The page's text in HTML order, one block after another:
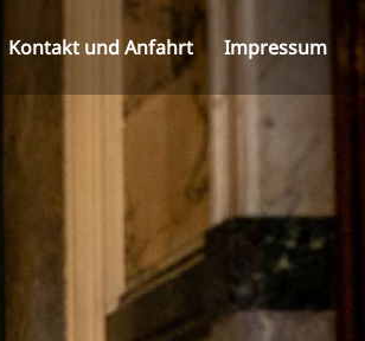
Kontakt und Anfahrt Impressum